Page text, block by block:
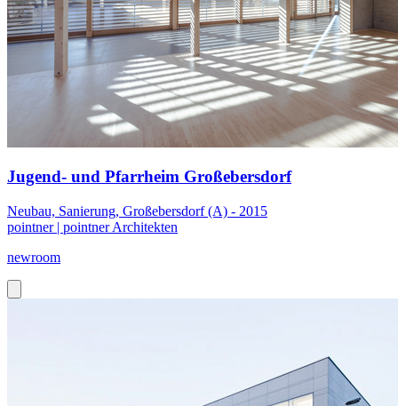
Jugend- und Pfarrheim Großebersdorf
Neubau, Sanierung, Großebersdorf (A) - 2015
pointner | pointner Architekten
newroom